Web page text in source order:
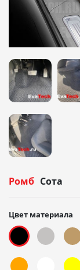
Ромб Сота
Цвет материала